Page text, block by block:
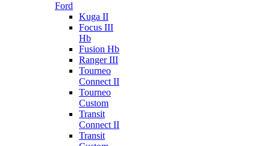
Ford
Kuga II
Focus III
Hb
Fusion Hb
Ranger III
Tourneo
Connect II
Tourneo
Custom
Transit
Connect II
Transit